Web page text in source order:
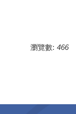
瀏覽數: 466